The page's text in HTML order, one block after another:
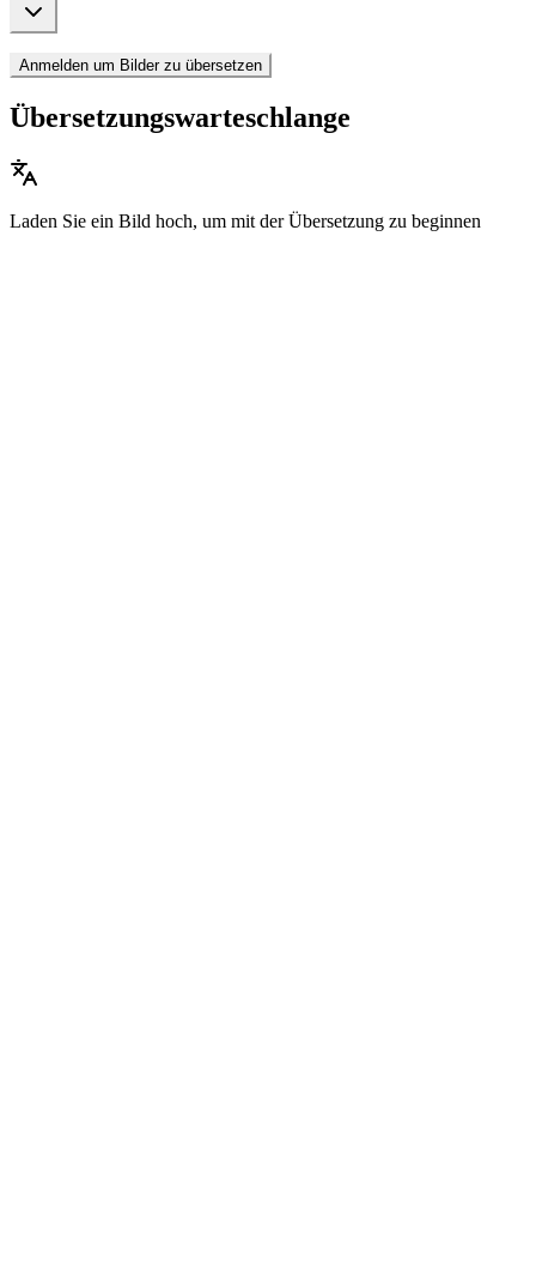
Anmelden um Bilder zu übersetzen
Übersetzungswarteschlange
Laden Sie ein Bild hoch, um mit der Übersetzung zu beginnen